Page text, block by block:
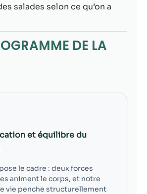
salades selon ce qu’on a
DE LA
et équilibre du
le cadre : deux forces
animent le corps, et notre
vie penche structurellement
chances de
personnalisés.